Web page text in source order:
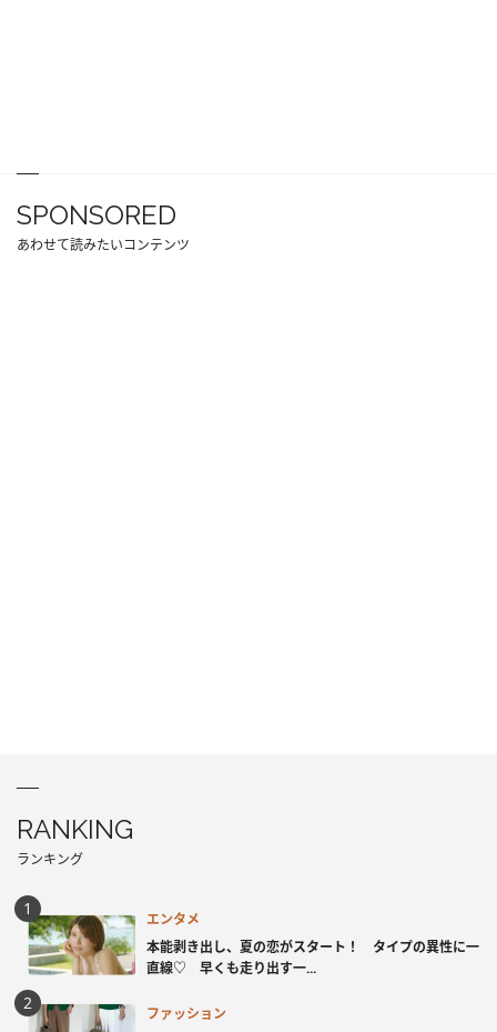
SPONSORED
あわせて読みたいコンテンツ
RANKING
ランキング
エンタメ
本能剥き出し、夏の恋がスタート！ タイプの異性に一
直線♡ 早くも走り出す一...
ファッション